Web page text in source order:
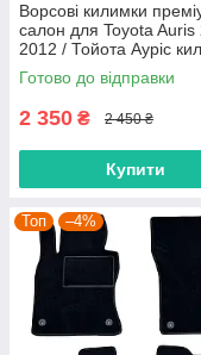
Ворсові килимки
салон для Toyota Auris
2012 / Тойота Ауріс
Готово до відправки
2 350 ₴ 2 450 ₴
Купити
Топ –4%